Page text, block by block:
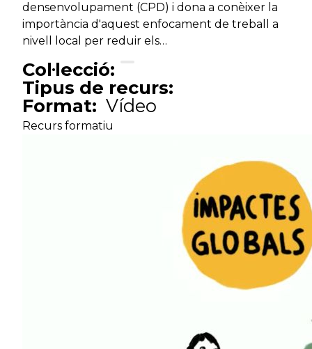
densenvolupament (CPD) i dona a conèixer la
importància d'aquest enfocament de treball a
nivell local per reduir els…
Col·lecció:
Tipus de recurs:
Format: Vídeo
Recurs formatiu